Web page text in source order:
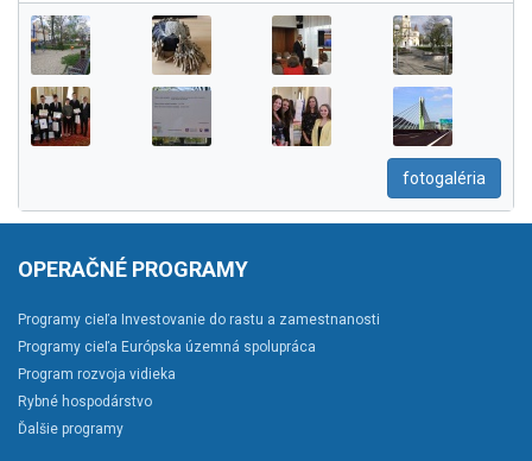
fotogaléria
OPERAČNÉ PROGRAMY
Programy cieľa Investovanie do rastu a zamestnanosti
Programy cieľa Európska územná spolupráca
Program rozvoja vidieka
Rybné hospodárstvo
Ďalšie programy